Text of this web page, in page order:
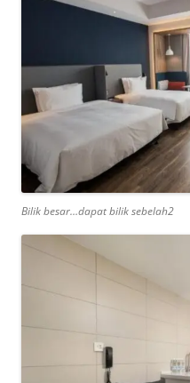
Bilik besar…dapat bilik sebelah2